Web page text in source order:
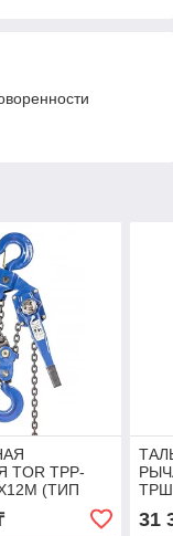
TOR ТРР-
(ТИП
31